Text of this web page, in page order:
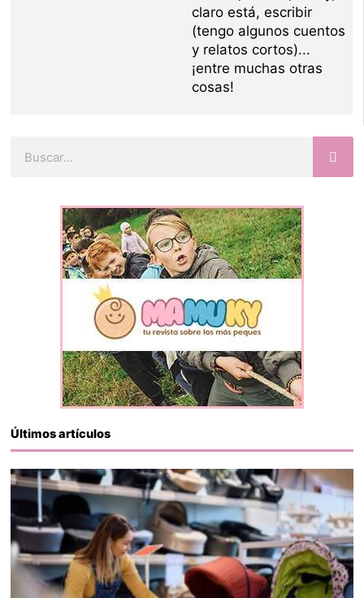
claro está, escribir
(tengo algunos cuentos
y relatos cortos)...
¡entre muchas otras
cosas!
Últimos artículos